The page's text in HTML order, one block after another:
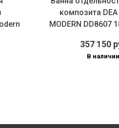
композита DEA
MODERN DD8607
357 150
В наличии